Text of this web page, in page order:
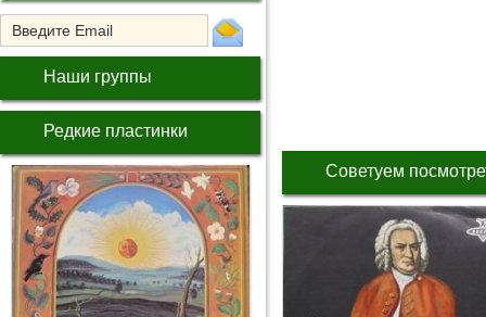
Наши группы
Редкие пластинки
Советуем